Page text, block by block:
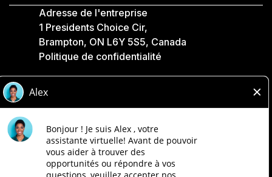
Adresse de l'entreprise
1 Presidents Choice Cir,
Brampton, ON L6Y 5S5, Canada
Politique de confidentialité
Accessibilité
Compagnies Loblaw